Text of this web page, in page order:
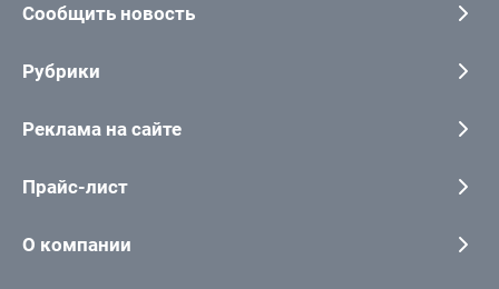
Сообщить новость
Рубрики
Реклама на сайте
Прайс-лист
О компании